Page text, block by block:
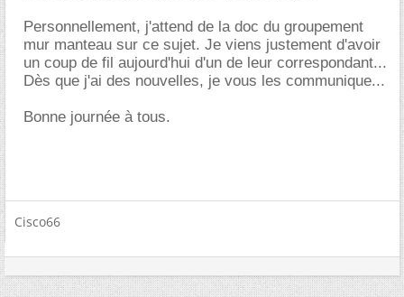
Personnellement, j'attend de la doc du groupement
mur manteau sur ce sujet. Je viens justement d'avoir
un coup de fil aujourd'hui d'un de leur correspondant...
Dès que j'ai des nouvelles, je vous les communique...
Bonne journée à tous.
Cisco66